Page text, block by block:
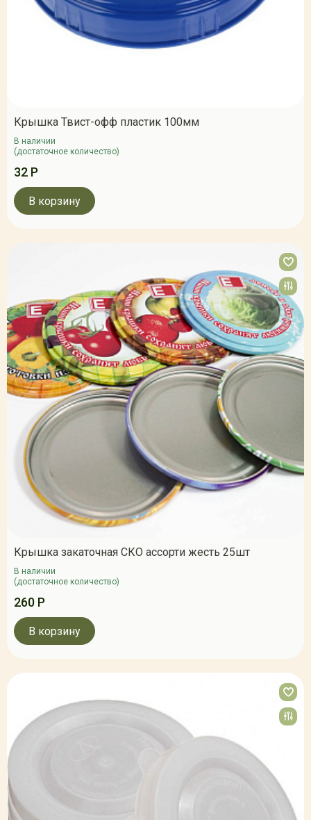
Крышка Твист-офф пластик 100мм
В наличии
(достаточное количество)
32 Р
В корзину
Крышка закаточная СКО ассорти жесть 25шт
В наличии
(достаточное количество)
260 Р
В корзину